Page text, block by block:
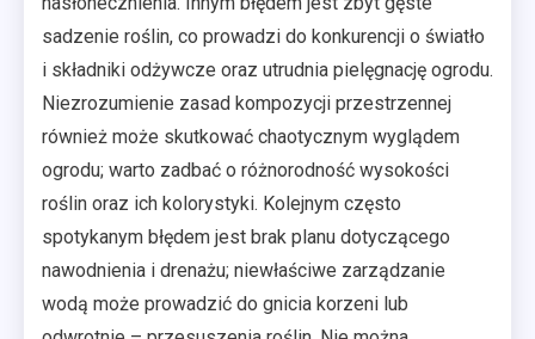
sadzenie roślin, co prowadzi do konkurencji o światło
i składniki odżywcze oraz utrudnia pielęgnację ogrodu.
Niezrozumienie zasad kompozycji przestrzennej
również może skutkować chaotycznym wyglądem
ogrodu; warto zadbać o różnorodność wysokości
roślin oraz ich kolorystyki. Kolejnym często
spotykanym błędem jest brak planu dotyczącego
nawodnienia i drenażu; niewłaściwe zarządzanie
wodą może prowadzić do gnicia korzeni lub